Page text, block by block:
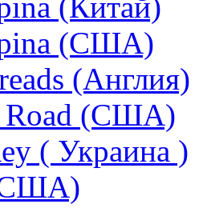
(Китай)
(США)
(Англия)
Road (США)
( Украина )